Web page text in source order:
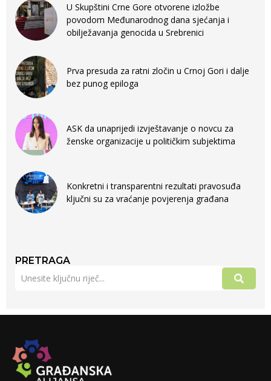
U Skupštini Crne Gore otvorene izložbe
povodom Međunarodnog dana sjećanja i
obilježavanja genocida u Srebrenici
Prva presuda za ratni zločin u Crnoj Gori i dalje
bez punog epiloga
ASK da unaprijedi izvještavanje o novcu za
ženske organizacije u političkim subjektima
Konkretni i transparentni rezultati pravosuđa
ključni su za vraćanje povjerenja građana
PRETRAGA